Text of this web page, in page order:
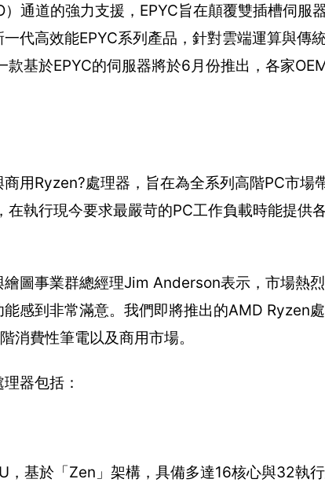
通道的強力支援，EPYC旨在顛覆雙插槽伺服
代高效能EPYC系列產品，針對雲端運算與傳
基於EPYC的伺服器將於6月份推出，各家
用Ryzen?處理器，旨在為全系列高階PC市場
執行現今要求最嚴苛的PC工作負載時能提供
圖事業群總經理Jim Anderson表示，市場熱
感到非常滿意。我們即將推出的AMD Ryzen
消費性筆電以及商用市場。
器包括：
基於「Zen」架構，具備多達16核心與32執